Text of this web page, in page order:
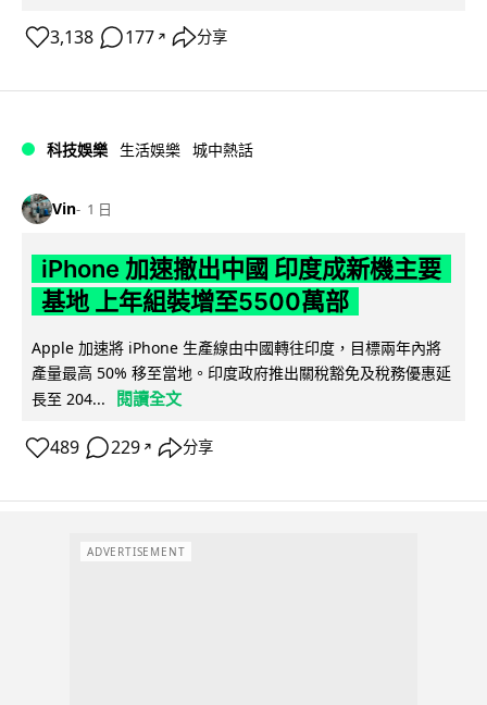
3,138 177 ↗ 分享
科技娛樂 生活娛樂 城中熱話
Vin 1 日
iPhone 加速撤出中國 印度成新機主要
基地 上年組裝增至5500萬部
Apple 加速將 iPhone 生產線由中國轉往印度，目標兩年內將
產量最高 50% 移至當地。印度政府推出關稅豁免及稅務優惠延
長至 204...
閱讀全文
489 229 ↗ 分享
ADVERTISEMENT